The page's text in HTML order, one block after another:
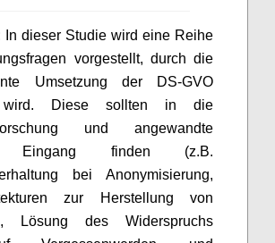
In dieser Studie wird eine Reihe
vorgestellt, durch die
Umsetzung der DS-GVO
wird. Diese sollten in die
und angewandte
Eingang finden (z.B.
bei Anonymisierung,
zur Herstellung von
Lösung des Widerspruchs